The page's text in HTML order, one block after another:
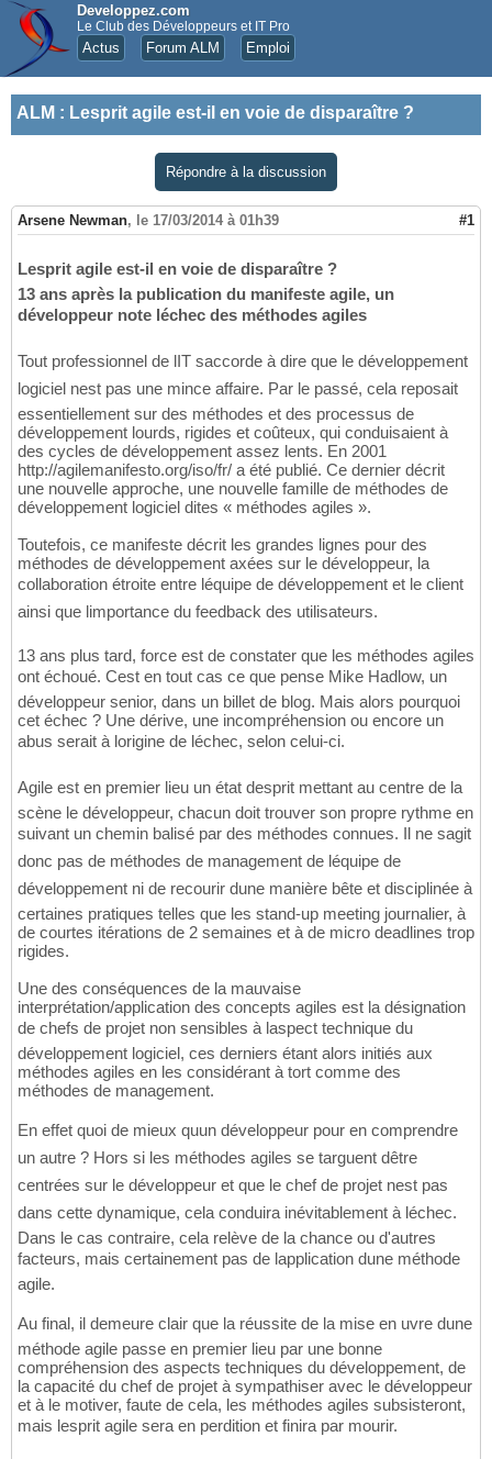
Developpez.com
Le Club des Développeurs et IT Pro
Actus Forum ALM Emploi
ALM : Lesprit agile est-il en voie de disparaître ?
Répondre à la discussion
Arsene Newman, le 17/03/2014 à 01h39 #1
Lesprit agile est-il en voie de disparaître ?
13 ans après la publication du manifeste agile, un
développeur note léchec des méthodes agiles
Tout professionnel de lIT saccorde à dire que le développement
logiciel nest pas une mince affaire. Par le passé, cela reposait
essentiellement sur des méthodes et des processus de
développement lourds, rigides et coûteux, qui conduisaient à
des cycles de développement assez lents. En 2001
http://agilemanifesto.org/iso/fr/ a été publié. Ce dernier décrit
une nouvelle approche, une nouvelle famille de méthodes de
développement logiciel dites « méthodes agiles ».
Toutefois, ce manifeste décrit les grandes lignes pour des
méthodes de développement axées sur le développeur, la
collaboration étroite entre léquipe de développement et le client
ainsi que limportance du feedback des utilisateurs.
13 ans plus tard, force est de constater que les méthodes agiles
ont échoué. Cest en tout cas ce que pense Mike Hadlow, un
développeur senior, dans un billet de blog. Mais alors pourquoi
cet échec ? Une dérive, une incompréhension ou encore un
abus serait à lorigine de léchec, selon celui-ci.
Agile est en premier lieu un état desprit mettant au centre de la
scène le développeur, chacun doit trouver son propre rythme en
suivant un chemin balisé par des méthodes connues. Il ne sagit
donc pas de méthodes de management de léquipe de
développement ni de recourir dune manière bête et disciplinée à
certaines pratiques telles que les stand-up meeting journalier, à
de courtes itérations de 2 semaines et à de micro deadlines trop
rigides.
Une des conséquences de la mauvaise
interprétation/application des concepts agiles est la désignation
de chefs de projet non sensibles à laspect technique du
développement logiciel, ces derniers étant alors initiés aux
méthodes agiles en les considérant à tort comme des
méthodes de management.
En effet quoi de mieux quun développeur pour en comprendre
un autre ? Hors si les méthodes agiles se targuent dêtre
centrées sur le développeur et que le chef de projet nest pas
dans cette dynamique, cela conduira inévitablement à léchec.
Dans le cas contraire, cela relève de la chance ou d'autres
facteurs, mais certainement pas de lapplication dune méthode
agile.
Au final, il demeure clair que la réussite de la mise en uvre dune
méthode agile passe en premier lieu par une bonne
compréhension des aspects techniques du développement, de
la capacité du chef de projet à sympathiser avec le développeur
et à le motiver, faute de cela, les méthodes agiles subsisteront,
mais lesprit agile sera en perdition et finira par mourir.